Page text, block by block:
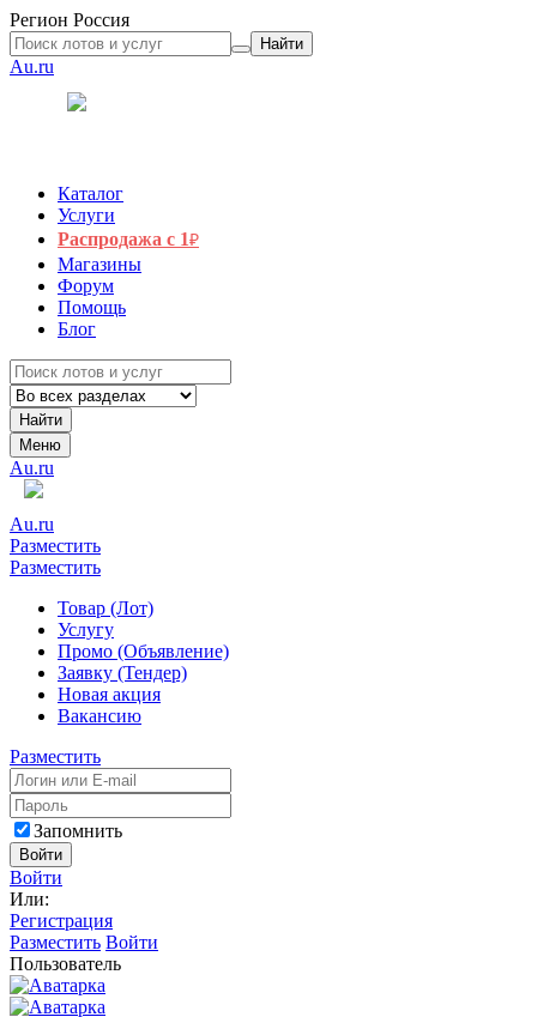
Регион Россия
Найти
Au.ru
Каталог
Услуги
Распродажа с 1₽
Магазины
Форум
Помощь
Блог
Найти
Меню
Au.ru
Au.ru
Разместить
Разместить
Товар (Лот)
Услугу
Промо (Объявление)
Заявку (Тендер)
Новая акция
Вакансию
Разместить
Запомнить
Войти
Войти
Или:
Регистрация
Разместить Войти
Пользователь